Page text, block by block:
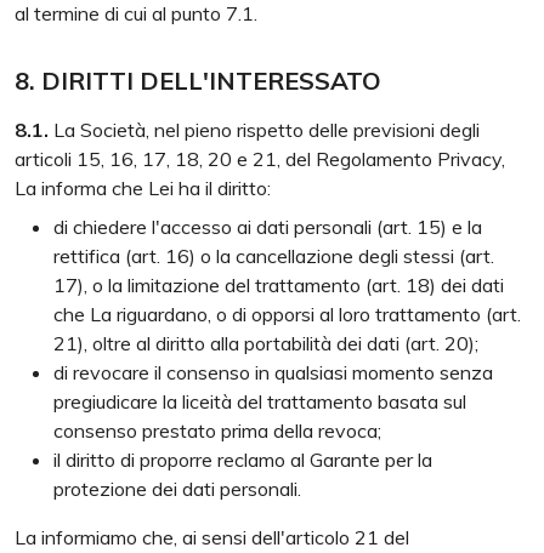
al termine di cui al punto 7.1.
8. DIRITTI DELL'INTERESSATO
8.1. La Società, nel pieno rispetto delle previsioni degli
articoli 15, 16, 17, 18, 20 e 21, del Regolamento Privacy,
La informa che Lei ha il diritto:
di chiedere l'accesso ai dati personali (art. 15) e la
rettifica (art. 16) o la cancellazione degli stessi (art.
17), o la limitazione del trattamento (art. 18) dei dati
che La riguardano, o di opporsi al loro trattamento (art.
21), oltre al diritto alla portabilità dei dati (art. 20);
di revocare il consenso in qualsiasi momento senza
pregiudicare la liceità del trattamento basata sul
consenso prestato prima della revoca;
il diritto di proporre reclamo al Garante per la
protezione dei dati personali.
La informiamo che, ai sensi dell'articolo 21 del